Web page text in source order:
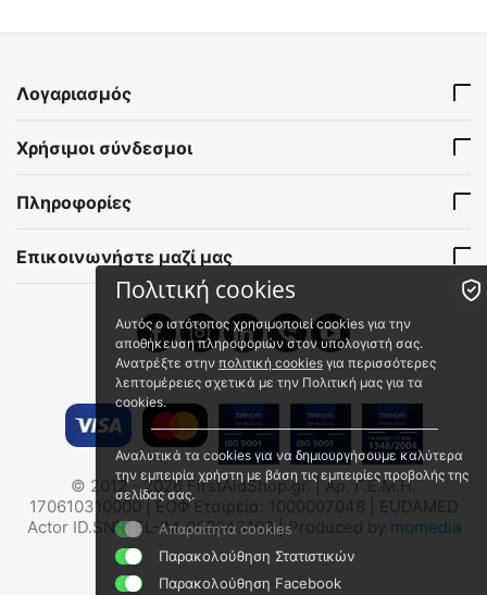
TH. GEYER Φακελάκια
Πόσιμου Νερού (5 τεμάχια x
Άμεσα διαθέσιμο
€3.73
(χωρίς ΦΠΑ)
TRANS-OCEAN® SURVIVOR
Φακελάκια Πόσιμου Νερού
€
€3.54
Pro Ration Νερό 330ml
Λήξη σε 50 Έτη
Pro Ration Water 50 years
Άμεσα διαθέσιμο
Αποστολή σε 1 έως 3
Katadyn BeFree 1Lt Δοχείο
Νερού με Φίλτρο
Άμεσα διαθέσιμο
Αποστολή σε 1 εως 3
Λογαριασμός
Χρήσιμοι σύνδεσμοι
Πληροφορίες
Επικοινωνήστε μαζί μας
© 2012 - 2026 FirstAidShop.gr. | Αρ. Γ.Ε.Μ.Η:
170610310000 | ΕΟΦ Εταιρεία: 1000007048 | EUDAMED
Actor ID.SNR: EL-IM-000043108 | Produced by momedia
Πολιτική cookies
Αυτός ο ιστότοπος χρησιμοποιεί cookies για την
αποθήκευση πληροφοριών στον υπολογιστή σας.
Ανατρέξτε στην πολιτική cookiesγια περισσότερες
λεπτομέρειες σχετικά με την Πολιτική μας για τα
cookies.
Αναλυτικά τα cookies για να δημιουργήσουμε καλύτερα
την εμπειρία χρήστη με βάση τις εμπειρίες προβολής της
σελίδας σας.
Απαραίτητα cookies
Παρακολούθηση Στατιστικών
Παρακολούθηση Facebook